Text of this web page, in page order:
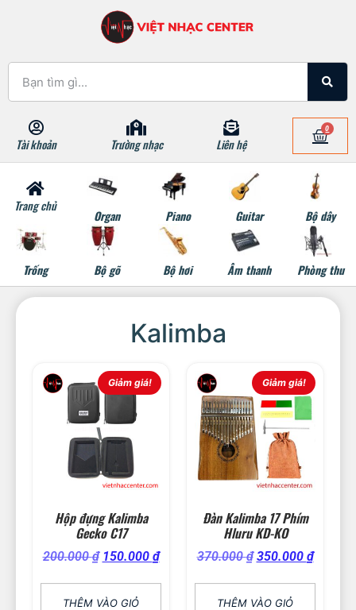
Tài khoản Trường nhạc Liên hệ
0
Trang chủ
Organ Piano Guitar Bộ dây
Trống Bộ gõ Bộ hơi Âm thanh Phòng thu
Kalimba
Giảm giá!
Hộp đựng Kalimba
Gecko C17
200.000₫ 150.000 ₫
THÊM VÀO GIỎ
Giảm giá!
Đàn Kalimba 17 Phím
Hluru KD-KO
370.000₫ 350.000 ₫
THÊM VÀO GIỎ